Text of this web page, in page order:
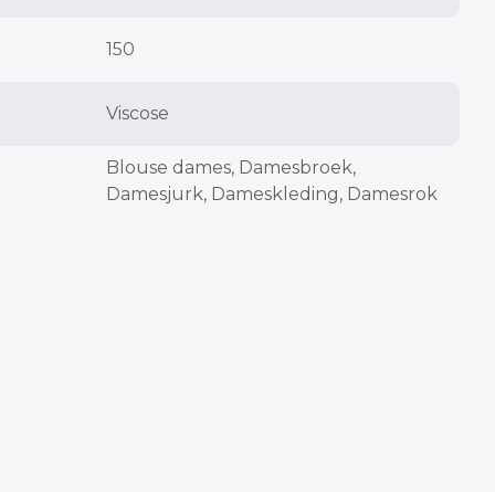
150
Viscose
Blouse dames, Damesbroek,
Damesjurk, Dameskleding, Damesrok